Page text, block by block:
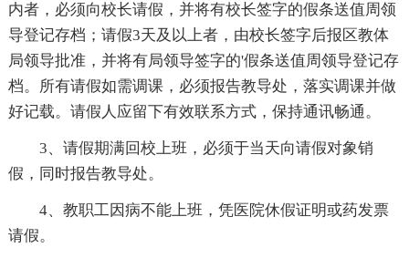
内者，必须向校长请假，并将有校长签字的假条送值周领
导登记存档；请假3天及以上者，由校长签字后报区教体
局领导批准，并将有局领导签字的'假条送值周领导登记存
档。所有请假如需调课，必须报告教导处，落实调课并做
好记载。请假人应留下有效联系方式，保持通讯畅通。
3、请假期满回校上班，必须于当天向请假对象销
假，同时报告教导处。
4、教职工因病不能上班，凭医院休假证明或药发票
请假。